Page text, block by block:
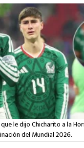
le dijo Chicharito a la
del Mundial 2026.